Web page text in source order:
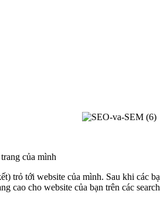
của mình
trỏ tới website của mình. Sau khi các
cao cho website của bạn trên các